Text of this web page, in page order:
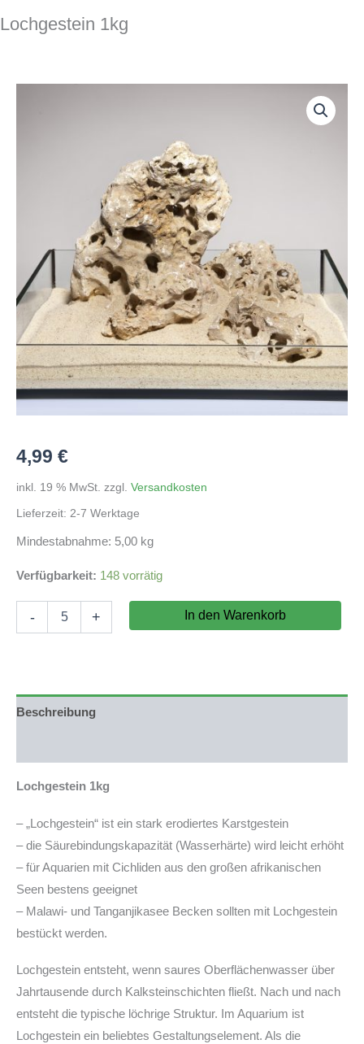
Lochgestein 1kg
4,99 €
inkl. 19 % MwSt. zzgl. Versandkosten
Lieferzeit: 2-7 Werktage
Mindestabnahme: 5,00 kg
Verfügbarkeit: 148 vorrätig
-
Lochgestein
+ In den Warenkorb
Beschreibung
Lochgestein 1kg
– „Lochgestein“ ist ein stark erodiertes Karstgestein
– die Säurebindungskapazität (Wasserhärte) wird leicht erhöht
– für Aquarien mit Cichliden aus den großen afrikanischen
Seen bestens geeignet
– Malawi- und Tanganjikasee Becken sollten mit Lochgestein
bestückt werden.
Lochgestein entsteht, wenn saures Oberflächenwasser über
Jahrtausende durch Kalksteinschichten fließt. Nach und nach
entsteht die typische löchrige Struktur. Im Aquarium ist
Lochgestein ein beliebtes Gestaltungselement. Als die